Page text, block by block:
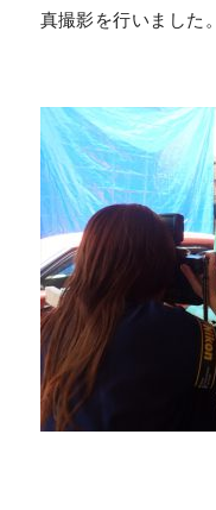
真撮影を行いました。